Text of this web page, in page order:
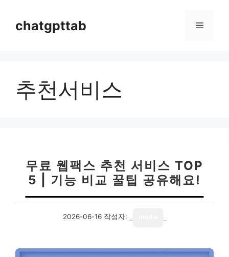
chatgpttab 메
추천서비스
무료 웹팩스 추천 서비스 TOP
5 | 기능 비교 꿀팁 공유해요!
2026-06-16 작성자: